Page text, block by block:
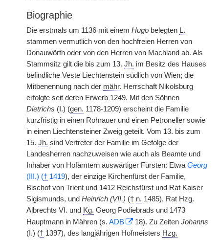
Biographie
Die erstmals um 1136 mit einem Hugo belegten L.
stammen vermutlich von den hochfreien Herren von
Donauwörth oder von den Herren von Machland ab. Als
Stammsitz gilt die bis zum 13. Jh. im Besitz des Hauses
befindliche Veste Liechtenstein südlich von Wien; die
Mitbenennung nach der mähr. Herrschaft Nikolsburg
erfolgte seit deren Erwerb 1249. Mit den Söhnen
Dietrichs (I.) (gen. 1178-1209) erscheint die Familie
kurzfristig in einen Rohrauer und einen Petroneller sowie
in einen Liechtensteiner Zweig geteilt. Vom 13. bis zum
15. Jh. sind Vertreter der Familie im Gefolge der
Landesherren nachzuweisen wie auch als Beamte und
Inhaber von Hofämtern auswärtiger Fürsten: Etwa Georg
(III.) († 1419), der einzige Kirchenfürst der Familie,
Bischof von Trient und 1412 Reichsfürst und Rat Kaiser
Sigismunds, und Heinrich (VII.) († n. 1485), Rat Hzg.
Albrechts VI. und Kg. Georg Podiebrads und 1473
Hauptmann in Mähren (s. ADB 18). Zu Zeiten Johanns
(I.) († 1397), des langjährigen Hofmeisters Hzg.